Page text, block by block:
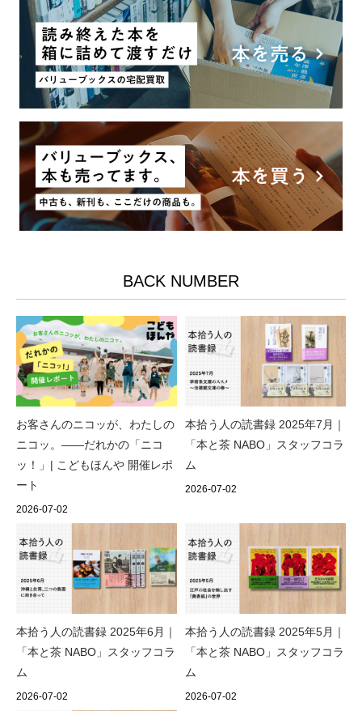
BACK NUMBER
お客さんのニコッが、わたしの
ニコッ。——だれかの「ニコ
ッ！」| こどもほんや 開催レポ
ート
2026-07-02
本拾う人の読書録 2025年7月｜
「本と茶 NABO」スタッフコラ
ム
2026-07-02
本拾う人の読書録 2025年6月｜
「本と茶 NABO」スタッフコラ
ム
2026-07-02
本拾う人の読書録 2025年5月｜
「本と茶 NABO」スタッフコラ
ム
2026-07-02